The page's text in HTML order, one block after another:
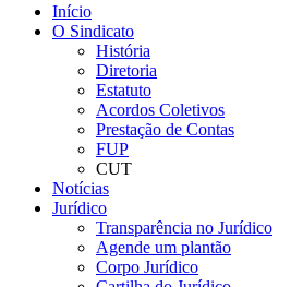
Início
O Sindicato
História
Diretoria
Estatuto
Acordos Coletivos
Prestação de Contas
FUP
CUT
Notícias
Jurídico
Transparência no Jurídico
Agende um plantão
Corpo Jurídico